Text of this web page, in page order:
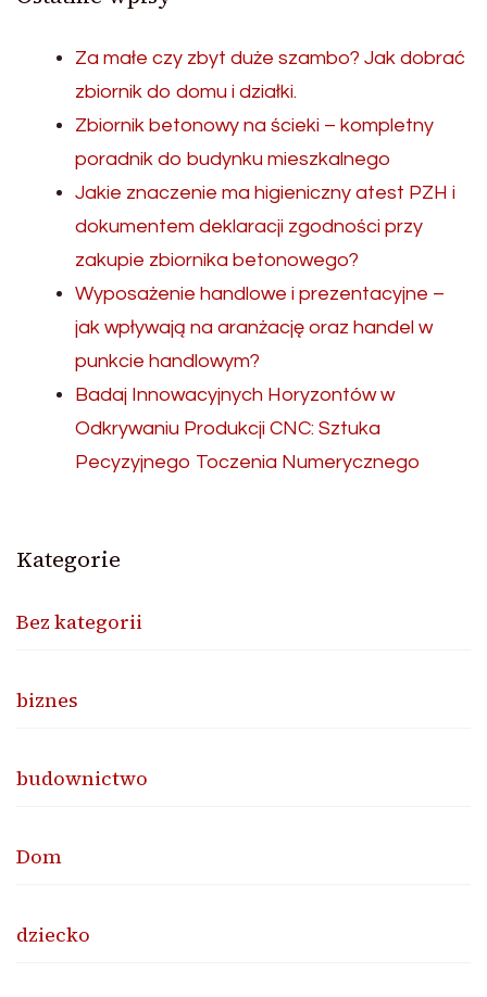
Za małe czy zbyt duże szambo? Jak dobrać
zbiornik do domu i działki.
Zbiornik betonowy na ścieki – kompletny
poradnik do budynku mieszkalnego
Jakie znaczenie ma higieniczny atest PZH i
dokumentem deklaracji zgodności przy
zakupie zbiornika betonowego?
Wyposażenie handlowe i prezentacyjne –
jak wpływają na aranżację oraz handel w
punkcie handlowym?
Badaj Innowacyjnych Horyzontów w
Odkrywaniu Produkcji CNC: Sztuka
Pecyzyjnego Toczenia Numerycznego
Kategorie
Bez kategorii
biznes
budownictwo
Dom
dziecko